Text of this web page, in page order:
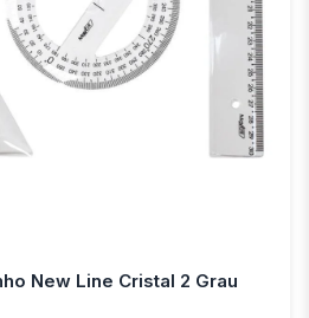
New Line Cristal 2 Grau